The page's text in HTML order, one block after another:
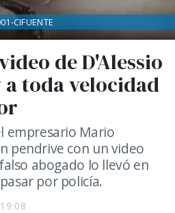
de D'Alessio
a toda velocidad
empresario Mario
pendrive con un video
abogado lo llevó en
por policía.
CIFUENTE